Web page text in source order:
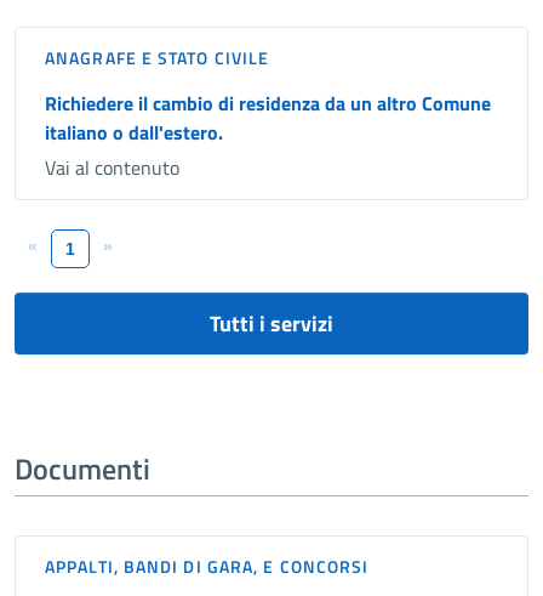
ANAGRAFE E STATO CIVILE
Richiedere il cambio di residenza da un altro Comune
italiano o dall'estero.
Vai al contenuto
« 1 »
Tutti i servizi
Documenti
APPALTI, BANDI DI GARA, E CONCORSI